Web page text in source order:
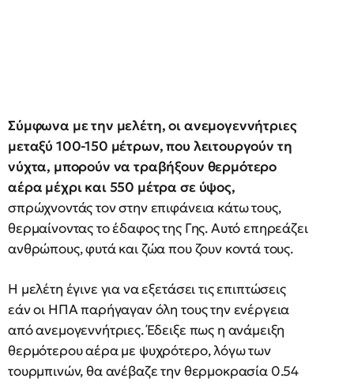
Σύμφωνα με την μελέτη, οι ανεμογεννήτριες
μεταξύ 100-150 μέτρων, που λειτουργούν τη
νύχτα, μπορούν να τραβήξουν θερμότερο
αέρα μέχρι και 550 μέτρα σε ύψος,
σπρώχνοντάς τον στην επιφάνεια κάτω τους,
θερμαίνοντας το έδαφος της Γης. Αυτό επηρεάζει
ανθρώπους, φυτά και ζώα που ζουν κοντά τους.
Η μελέτη έγινε για να εξετάσει τις επιπτώσεις
εάν οι ΗΠΑ παρήγαγαν όλη τους την ενέργεια
από ανεμογεννήτριες. Έδειξε πως η ανάμειξη
θερμότερου αέρα με ψυχρότερο, λόγω των
τουρμπινών, θα ανέβαζε την θερμοκρασία 0.54